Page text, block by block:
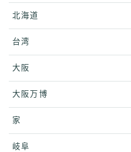
北海道
台湾
大阪
大阪万博
家
岐阜